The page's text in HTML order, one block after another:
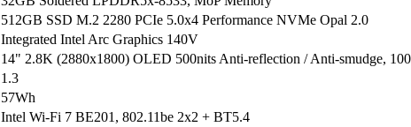
512GB SSD M.2 2280 PCIe 5.0x4 Performance NVMe Opal 2.0
Integrated Intel Arc Graphics 140V
14" 2.8K (2880x1800) OLED 500nits Anti-reflection / Anti-smudge,
1.3
57Wh
Intel Wi-Fi 7 BE201, 802.11be 2x2 + BT5.4